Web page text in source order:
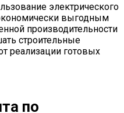
электрического
выгодным
производительности
строительные
реализации готовых
по